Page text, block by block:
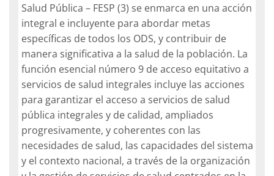
Salud Pública – FESP (3) se enmarca en una acción
integral e incluyente para abordar metas
específicas de todos los ODS, y contribuir de
manera significativa a la salud de la población. La
función esencial número 9 de acceso equitativo a
servicios de salud integrales incluye las acciones
para garantizar el acceso a servicios de salud
pública integrales y de calidad, ampliados
progresivamente, y coherentes con las
necesidades de salud, las capacidades del sistema
y el contexto nacional, a través de la organización